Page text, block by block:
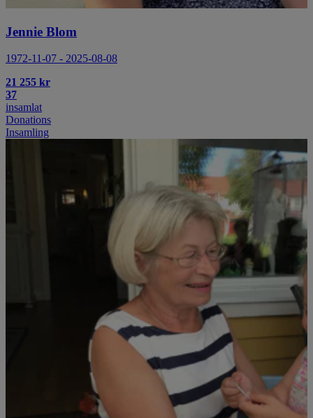
Jennie Blom
1972-11-07 - 2025-08-08
21 255 kr
37
insamlat
Donations
Insamling